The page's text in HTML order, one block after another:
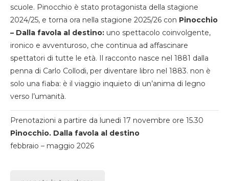
scuole. Pinocchio è stato protagonista della stagione
2024/25, e torna ora nella stagione 2025/26 con Pinocchio
– Dalla favola al destino: uno spettacolo coinvolgente,
ironico e avventuroso, che continua ad affascinare
spettatori di tutte le età. Il racconto nasce nel 1881 dalla
penna di Carlo Collodi, per diventare libro nel 1883. non è
solo una fiaba: è il viaggio inquieto di un’anima di legno
verso l’umanità.
Prenotazioni a partire da lunedi 17 novembre ore 15.30
Pinocchio. Dalla favola al destino
febbraio – maggio 2026